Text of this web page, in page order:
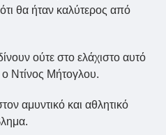
θα ήταν καλύτερος από
ούτε στο ελάχιστο αυτό
Ντίνος Μήτογλου.
αμυντικό και αθλητικό